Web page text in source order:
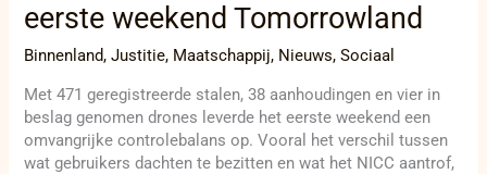
eerste weekend Tomorrowland
Binnenland,Justitie, Maatschappij, Nieuws,Sociaal
Met 471 geregistreerde stalen, 38 aanhoudingen en vier in
beslag genomen drones leverde het eerste weekend een
omvangrijke controlebalans op. Vooral het verschil tussen
wat gebruikers dachten te bezitten en wat het NICC aantrof,